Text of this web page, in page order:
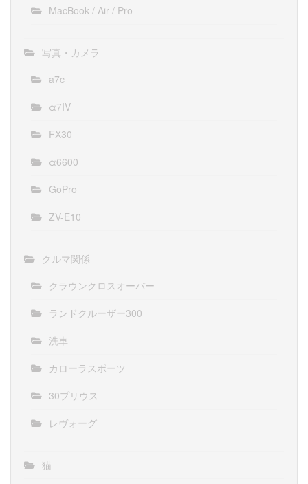
MacBook / Air / Pro
写真・カメラ
a7c
α7IV
FX30
α6600
GoPro
ZV-E10
クルマ関係
クラウンクロスオーバー
ランドクルーザー300
洗車
カローラスポーツ
30プリウス
レヴォーグ
猫